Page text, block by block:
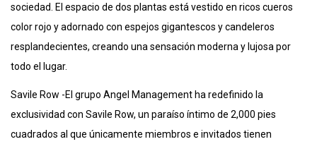
sociedad. El espacio de dos plantas está vestido en ricos cueros
color rojo y adornado con espejos gigantescos y candeleros
resplandecientes, creando una sensación moderna y lujosa por
todo el lugar.
Savile Row -El grupo Angel Management ha redefinido la
exclusividad con Savile Row, un paraíso íntimo de 2,000 pies
cuadrados al que únicamente miembros e invitados tienen